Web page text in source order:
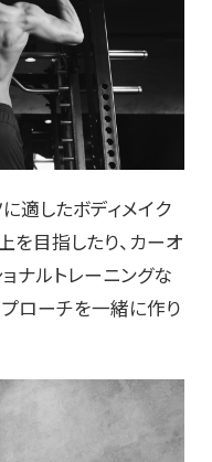
適したボディメイク
目指したり、カーオ
ナルトレーニングな
ローチを一緒に作り